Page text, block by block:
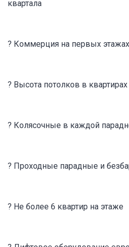
квартала
? Коммерция на первых
? Высота потолков в
? Колясочные в каждой
? Проходные парадные и
? Не более 6 квартир на этаже